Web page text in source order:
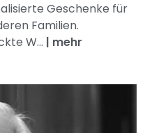
Geschenke für
Familien.
W... | mehr